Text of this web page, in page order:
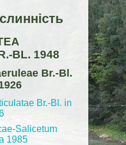
BL. 1948
Br.-Bl.
Br.-Bl. in
Salicetum
1985